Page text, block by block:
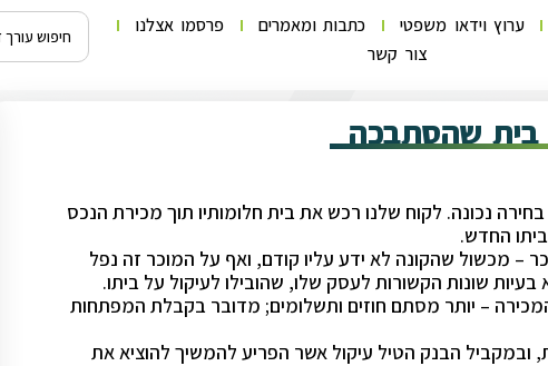
ערוץ וידאו משפטי כתבות ומאמרים
פרסמו אצלנו
צור קשר
בית שהסתבכה
נכונה. לקוח שלנו רכש את בית חלומותיו תוך מכירת הנכס
החדש.
מכשול שהקונה לא ידע עליו קודם, ואף על המוכר זה נפל
שונות הקשורות לעסק שלו, שהובילו לעיקול על ביתו.
– יותר מסתם חוזים ותשלומים; מדובר בקבלת המפתחות
ובמקביל הבנק הטיל עיקול אשר הפריע להמשיך להוציא את